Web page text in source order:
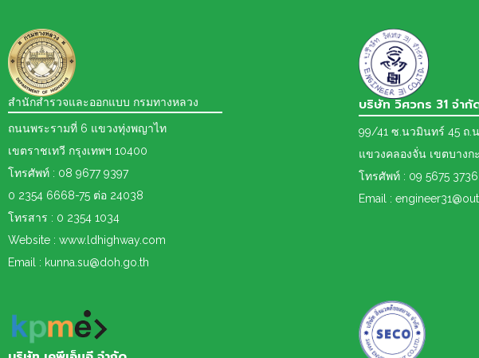
สำนักสำรวจและออกแบบ กรมทางหลวง
ถนนพระรามที่ 6 แขวงทุ่งพญาไท
เขตราชเทวี กรุงเทพฯ 10400
โทรศัพท์ : 08 9677 9397
0 2354 6668-75 ต่อ 24038
โทรสาร : 0 2354 1034
Website : www.ldhighway.com
Email : kunna.su@doh.go.th
บริษัท วิศวกร 31 จำกั
99/41 ซ.นวมินทร์ 45 ถ.
แขวงคลองจั่น เขตบางก
โทรศัพท์ : 09 5675 3736
Email :